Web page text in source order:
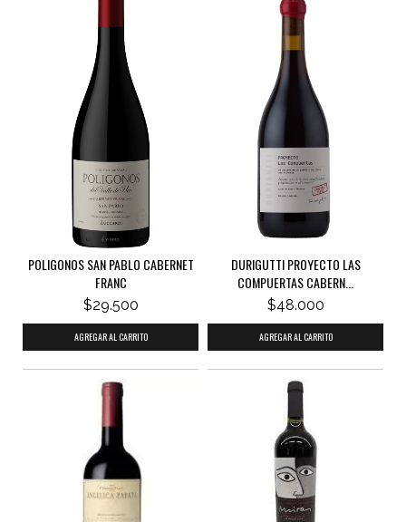
POLIGONOS SAN PABLO CABERNET
FRANC
$29.500
DURIGUTTI PROYECTO LAS
COMPUERTAS CABERN...
$48.000